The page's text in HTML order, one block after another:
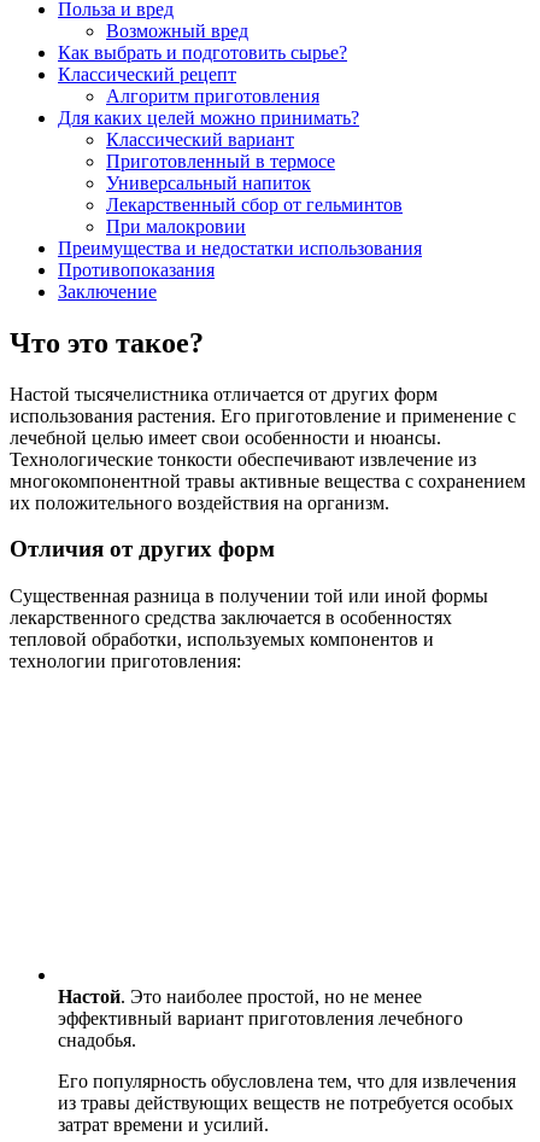
Польза и вред
Возможный вред
Как выбрать и подготовить сырье?
Классический рецепт
Алгоритм приготовления
Для каких целей можно принимать?
Классический вариант
Приготовленный в термосе
Универсальный напиток
Лекарственный сбор от гельминтов
При малокровии
Преимущества и недостатки использования
Противопоказания
Заключение
Что это такое?
Настой тысячелистника отличается от других форм
использования растения. Его приготовление и применение с
лечебной целью имеет свои особенности и нюансы.
Технологические тонкости обеспечивают извлечение из
многокомпонентной травы активные вещества с сохранением
их положительного воздействия на организм.
Отличия от других форм
Существенная разница в получении той или иной формы
лекарственного средства заключается в особенностях
тепловой обработки, используемых компонентов и
технологии приготовления:
Настой. Это наиболее простой, но не менее
эффективный вариант приготовления лечебного
снадобья.
Его популярность обусловлена тем, что для извлечения
из травы действующих веществ не потребуется особых
затрат времени и усилий.